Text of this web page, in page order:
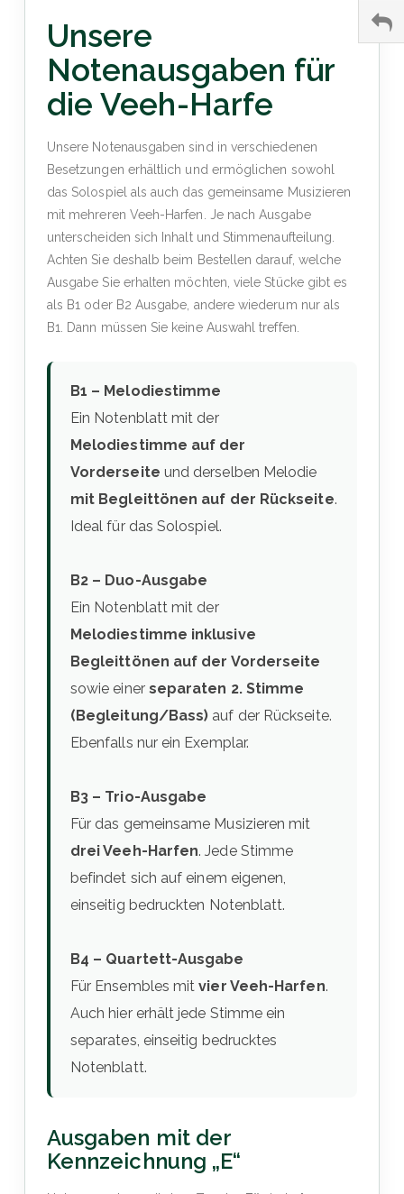
Unsere
Notenausgaben für
die Veeh-Harfe
Unsere Notenausgaben sind in verschiedenen
Besetzungen erhältlich und ermöglichen sowohl
das Solospiel als auch das gemeinsame Musizieren
mit mehreren Veeh-Harfen. Je nach Ausgabe
unterscheiden sich Inhalt und Stimmenaufteilung.
Achten Sie deshalb beim Bestellen darauf, welche
Ausgabe Sie erhalten möchten, viele Stücke gibt es
als B1 oder B2 Ausgabe, andere wiederum nur als
B1. Dann müssen Sie keine Auswahl treffen.
B1 – Melodiestimme
Ein Notenblatt mit der
Melodiestimme auf der
Vorderseite und derselben Melodie
mit Begleittönen auf der Rückseite.
Ideal für das Solospiel.
B2 – Duo-Ausgabe
Ein Notenblatt mit der
Melodiestimme inklusive
Begleittönen auf der Vorderseite
sowie einer separaten 2. Stimme
(Begleitung/Bass) auf der Rückseite.
Ebenfalls nur ein Exemplar.
B3 – Trio-Ausgabe
Für das gemeinsame Musizieren mit
drei Veeh-Harfen. Jede Stimme
befindet sich auf einem eigenen,
einseitig bedruckten Notenblatt.
B4 – Quartett-Ausgabe
Für Ensembles mitvier Veeh-Harfen.
Auch hier erhält jede Stimme ein
separates, einseitig bedrucktes
Notenblatt.
Ausgaben mit der
Kennzeichnung „E“